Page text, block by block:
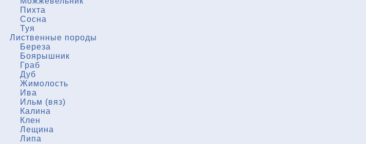
Пихта
Сосна
Туя
Лиственные породы
Береза
Боярышник
Граб
Дуб
Жимолость
Ива
Ильм (вяз)
Калина
Клен
Лещина
Липа